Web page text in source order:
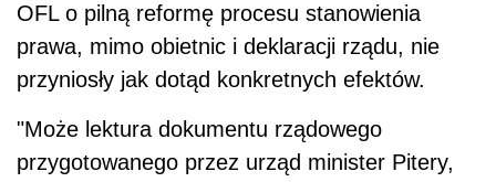
OFL o pilną reformę procesu stanowienia
prawa, mimo obietnic i deklaracji rządu, nie
przyniosły jak dotąd konkretnych efektów.
"Może lektura dokumentu rządowego
przygotowanego przez urząd minister Pitery,